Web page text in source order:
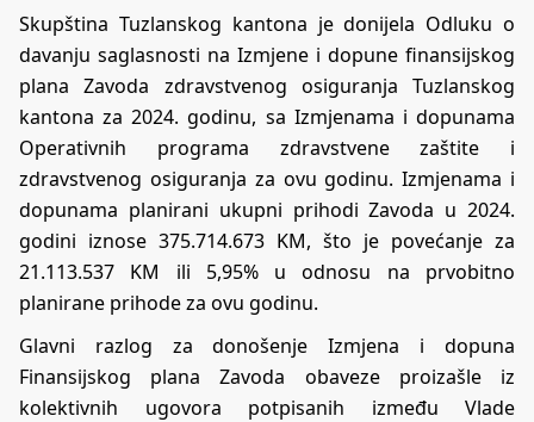
Skupština Tuzlanskog kantona je donijela Odluku o
davanju saglasnosti na Izmjene i dopune finansijskog
plana Zavoda zdravstvenog osiguranja Tuzlanskog
kantona za 2024. godinu, sa Izmjenama i dopunama
Operativnih programa zdravstvene zaštite i
zdravstvenog osiguranja za ovu godinu. Izmjenama i
dopunama planirani ukupni prihodi Zavoda u 2024.
godini iznose 375.714.673 KM, što je povećanje za
21.113.537 KM ili 5,95% u odnosu na prvobitno
planirane prihode za ovu godinu.
Glavni razlog za donošenje Izmjena i dopuna
Finansijskog plana Zavoda obaveze proizašle iz
kolektivnih ugovora potpisanih između Vlade